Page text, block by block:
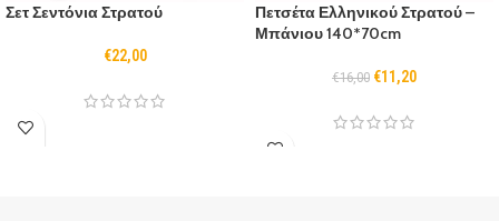
Σετ Σεντόνια Στρατού
€22,00
Πετσέτα Ελληνικού Στρατού –
Μπάνιου 140*70cm
€16,00 €11,20